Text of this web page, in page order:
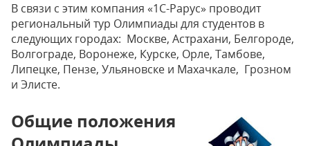
В связи с этим компания «1С-Рарус» проводит
региональный тур Олимпиады для студентов в
следующих городах: Москве, Астрахани, Белгороде,
Волгограде, Воронеже, Курске, Орле, Тамбове,
Липецке, Пензе, Ульяновске и Махачкале, Грозном
и Элисте.
Общие положения